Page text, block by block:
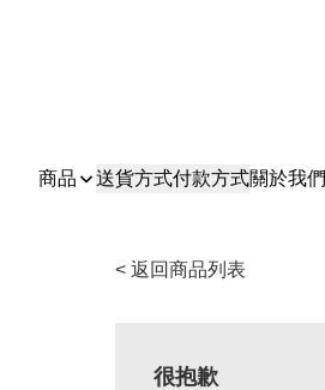
商品 送貨方式付款方式關於我們
< 返回商品列表
很抱歉